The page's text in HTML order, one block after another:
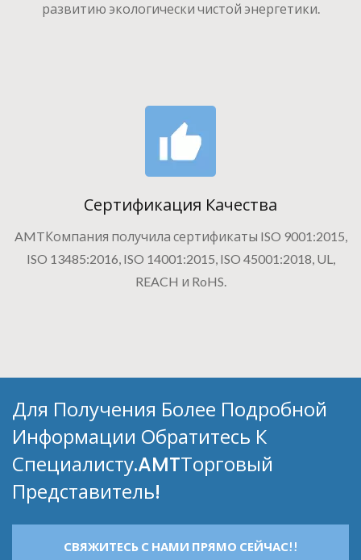
развитию экологически чистой энергетики.
Сертификация Качества
AMTКомпания получила сертификаты ISO 9001:2015,
ISO 13485:2016, ISO 14001:2015, ISO 45001:2018, UL,
REACH и RoHS.
Для Получения Более Подробной
Информации Обратитесь К
Специалисту.AMTТорговый
Представитель!
СВЯЖИТЕСЬ С НАМИ ПРЯМО СЕЙЧАС!!